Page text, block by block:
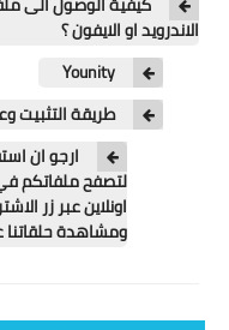
الاندرويد او الايفون ؟
Younity
طريقة التثبيت
لتصفح ملفاتكم
اونلاين عبر زر
ومشاهدة حلقاتنا